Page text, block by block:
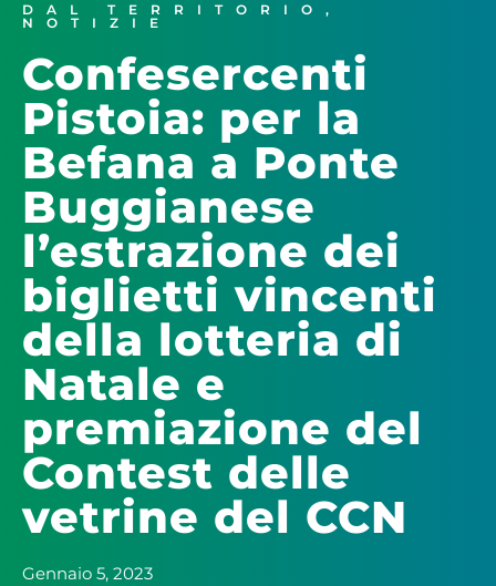
DAL TERRITORIO ,
NOTIZIE
Confesercenti
Pistoia: per la
Befana a Ponte
Buggianese
l’estrazione dei
biglietti vincenti
della lotteria di
Natale e
premiazione del
Contest delle
vetrine del CCN
Gennaio 5, 2023